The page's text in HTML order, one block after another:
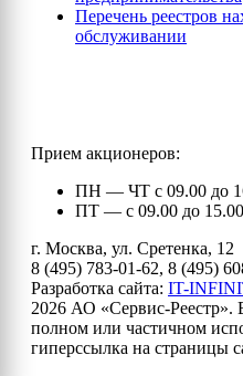
Перечень реестров
обслуживании
Прием акционеров:
ПН — ЧТ с 09.00 до
ПТ — с 09.00 до 15.00
г. Москва, ул. Сретенка, 12
8 (495) 783-01-62, 8 (495)
Разработка сайта: IT-
2026 АО «Сервис-
полном или частичном
гиперссылка на страницы